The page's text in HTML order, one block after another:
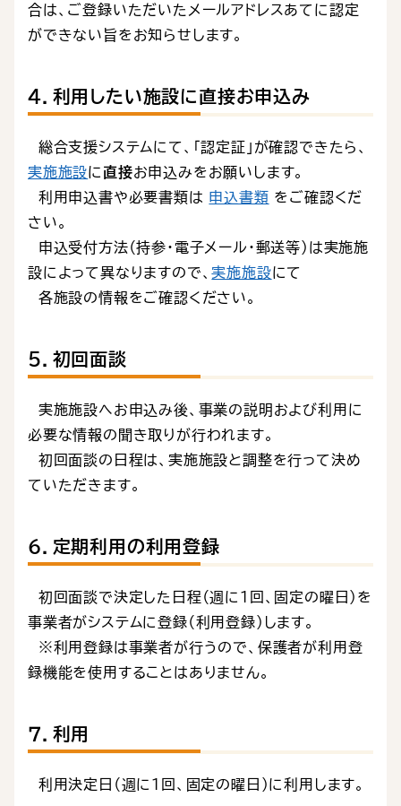
合は、ご登録いただいたメールアドレスあてに認定
ができない旨をお知らせします。
４．利用したい施設に直接お申込み
総合支援システムにて、「認定証」が確認できたら、
実施施設に 直接お申込みをお願いします。
利用申込書や必要書類は 申込書類 をご確認くだ
さい。
申込受付方法（持参・電子メール・郵送等）は実施施
設によって異なりますので、実施施設にて
各施設の情報をご確認ください。
５．初回面談
実施施設へお申込み後、事業の説明および利用に
必要な情報の聞き取りが行われます。
初回面談の日程は、実施施設と調整を行って決め
ていただきます。
６．定期利用の利用登録
初回面談で決定した日程（週に１回、固定の曜日）を
事業者がシステムに登録（利用登録）します。
※利用登録は事業者が行うので、保護者が利用登
録機能を使用することはありません。
７．利用
利用決定日（週に１回、固定の曜日）に利用します。